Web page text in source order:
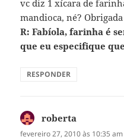
vc diz 1 xícara de
mandioca, né?
R: Fabíola, farinha é
que eu especifique
RESPONDER
roberta
fevereiro 27, 2010 às 10:35 am